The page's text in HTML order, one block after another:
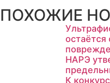
ПОХОЖИЕ
НАРЭ
К